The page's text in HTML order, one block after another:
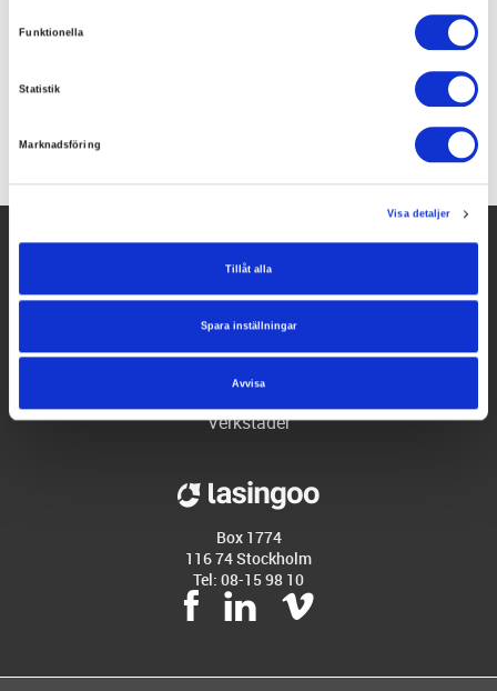
längst ned på sidan. Ändra dina inställningar. Läs mer om hur vi använder cookies och
andra teknologier för att samla in personuppgifter:
Funktionella
Statistik
Marknadsföring
Visa detaljer
Tillåt alla
Spara inställningar
Avvisa
Företagsprofil
Hjälp
Företaget
Populära tjänster
Verkstäder
Box 1774
116 74 Stockholm
Tel: 08-15 98 10